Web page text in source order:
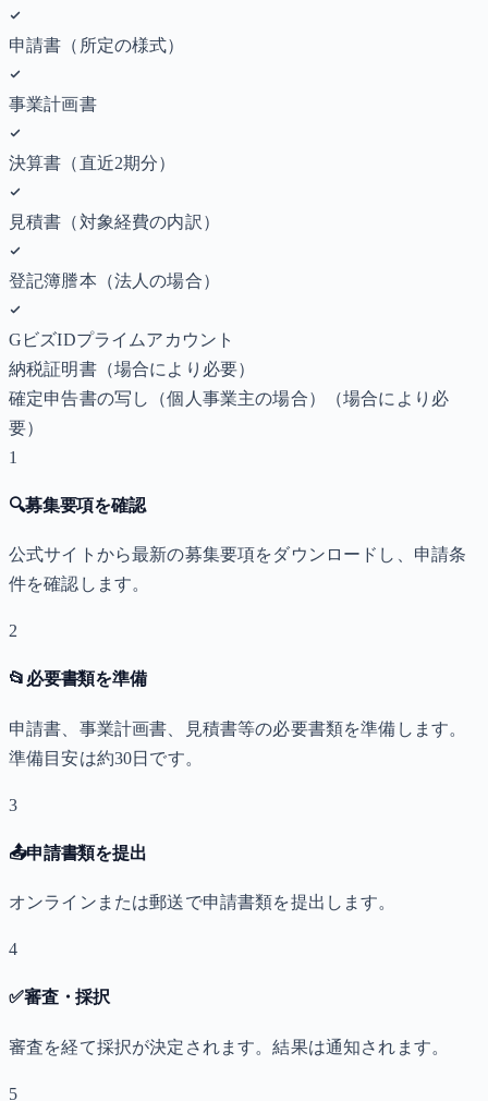
申請書（所定の様式）
事業計画書
決算書（直近2期分）
見積書（対象経費の内訳）
登記簿謄本（法人の場合）
GビズIDプライムアカウント
納税証明書（場合により必要）
確定申告書の写し（個人事業主の場合）
（場合により必
要）
1
🔍募集要項を確認
公式サイトから最新の募集要項をダウンロードし、申請条
件を確認します。
2
📂 必要書類を準備
申請書、事業計画書、見積書等の必要書類を準備します。
準備目安は約30日です。
3
📤申請書類を提出
オンラインまたは郵送で申請書類を提出します。
4
✅審査・採択
審査を経て採択が決定されます。結果は通知されます。
5